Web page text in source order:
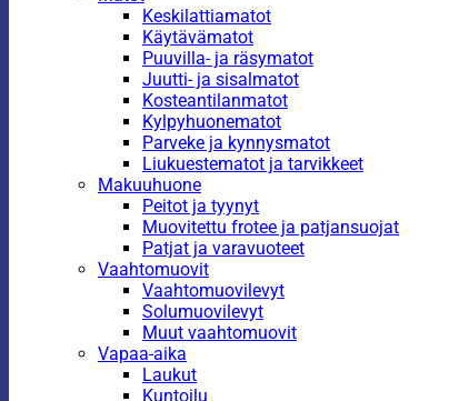
Keskilattiamatot
Käytävämatot
Puuvilla- ja räsymatot
Juutti- ja sisalmatot
Kosteantilanmatot
Kylpyhuonematot
Parveke ja kynnysmatot
Liukuestematot ja tarvikkeet
Makuuhuone
Peitot ja tyynyt
Muovitettu frotee ja patjansuojat
Patjat ja varavuoteet
Vaahtomuovit
Vaahtomuovilevyt
Solumuovilevyt
Muut vaahtomuovit
Vapaa-aika
Laukut
Kuntoilu